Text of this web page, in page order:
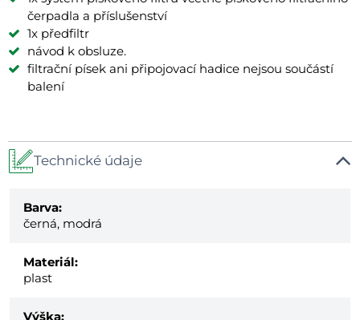
čerpadla a příslušenství
1x předfiltr
návod k obsluze.
filtrační písek ani připojovací hadice nejsou součástí
balení
Technické údaje
Barva:
černá, modrá
Materiál:
plast
Výška: